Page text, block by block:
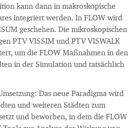
kann dann in makroskopische
integriert werden. In FLOW wird
geschehen. Die mikroskopischen
PTV VISSIM und PTV VISWALK
um die FLOW Maßnahmen in den
in der Simulation und tatsächlich
Das neue Paradigma wird
und weiteren Städten zum
und beworben, in dem die FLOW